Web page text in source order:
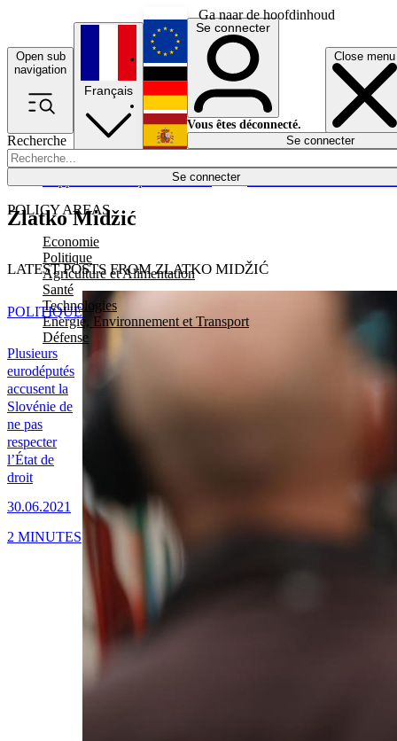
Ga naar de hoofdinhoud
Open sub
navigation
Close menu
Recherche
Se connecter
POLICY AREAS
Economie
Politique
Agriculture et Alimentation
Santé
Technologies
Energie, Environnement et Transport
Défense
Économie
Français
English
Deutsch
Español
Se connecter
Vous êtes déconnecté.
Se connecter
Zlatko Midžić
LATEST POSTS FROM ZLATKO MIDŽIĆ
Plusieurs
eurodéputés
accusent la
Slovénie de
ne pas
respecter
l’État de
droit
30.06.2021
POLITIQUE
2 MINUTES